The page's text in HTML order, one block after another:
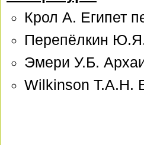
Крол А. Египет
Перепёлкин
Эмери У.Б.
Wilkinson T.A.H.